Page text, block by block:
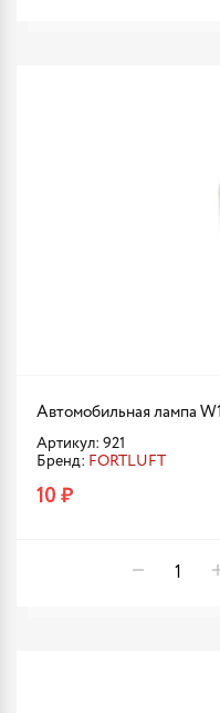
Автомобильная лампа
Артикул: 921
Бренд: FORTLUFT
10 ₽